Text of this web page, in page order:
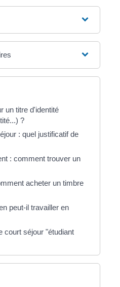
un titre d'identité
?
: quel justificatif de
: comment trouver un
acheter un timbre
peut-il travailler en
court séjour "étudiant